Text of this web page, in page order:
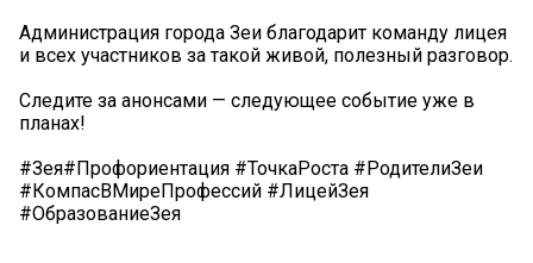
Администрация города Зеи благодарит команду лицея
и всех участников за такой живой, полезный разговор.
Следите за анонсами — следующее событие уже в
планах!
#Зея#Профориентация #ТочкаРоста #РодителиЗеи
#КомпасВМиреПрофессий #ЛицейЗея
#ОбразованиеЗея